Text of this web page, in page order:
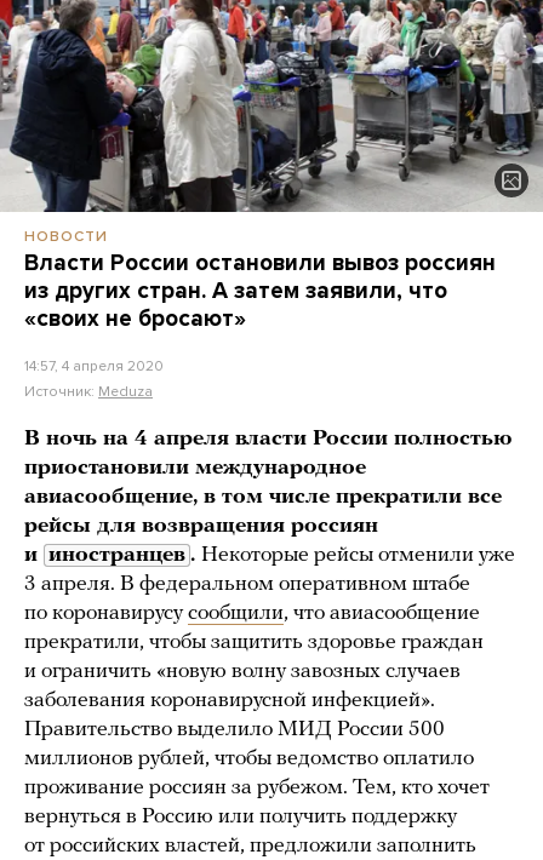
НОВОСТИ
Власти России остановили вывоз россиян
из других стран. А затем заявили, что
«своих не бросают»
14:57, 4 апреля 2020
Источник: Meduza
В ночь на 4 апреля власти России полностью
приостановили международное
авиасообщение, в том числе прекратили все
рейсы для возвращения россиян
и иностранцев . Некоторые рейсы отменили уже
3 апреля. В федеральном оперативном штабе
по коронавирусусообщили, что авиасообщение
прекратили, чтобы защитить здоровье граждан
и ограничить «новую волну завозных случаев
заболевания коронавирусной инфекцией».
Правительство выделило МИД России 500
миллионов рублей, чтобы ведомство оплатило
проживание россиян за рубежом. Тем, кто хочет
вернуться в Россию или получить поддержку
от российских властей, предложили заполнить